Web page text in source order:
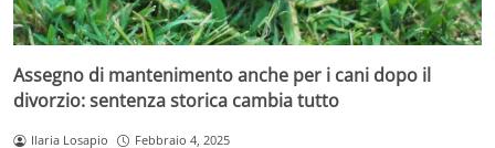
Assegno di mantenimento anche per i cani dopo il
divorzio: sentenza storica cambia tutto
Ilaria Losapio Febbraio 4, 2025